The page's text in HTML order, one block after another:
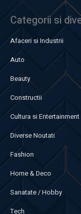
Categorii si
Afaceri si Industrii
Auto
Beauty
Constructii
Cultura si Entertainment
Diverse Noutati
Fashion
Home & Deco
Sanatate / Hobby
Tech